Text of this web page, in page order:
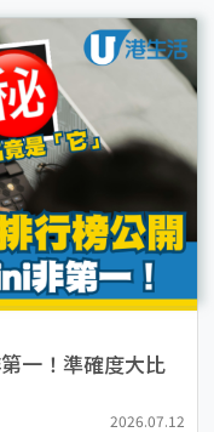
一！準確度大比
2026.07.12